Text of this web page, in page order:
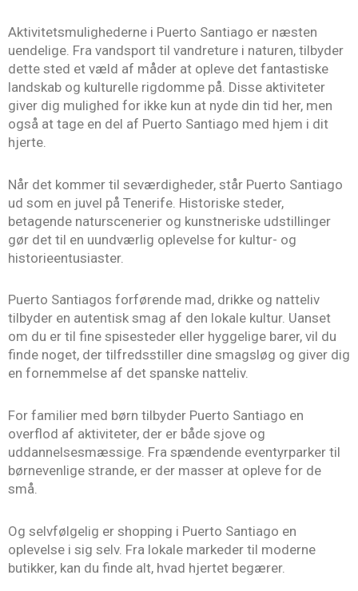
Aktivitetsmulighederne i Puerto Santiago er næsten
uendelige. Fra vandsport til vandreture i naturen, tilbyder
dette sted et væld af måder at opleve det fantastiske
landskab og kulturelle rigdomme på. Disse aktiviteter
giver dig mulighed for ikke kun at nyde din tid her, men
også at tage en del af Puerto Santiago med hjem i dit
hjerte.
Når det kommer til seværdigheder, står Puerto Santiago
ud som en juvel på Tenerife. Historiske steder,
betagende naturscenerier og kunstneriske udstillinger
gør det til en uundværlig oplevelse for kultur- og
historieentusiaster.
Puerto Santiagos forførende mad, drikke og natteliv
tilbyder en autentisk smag af den lokale kultur. Uanset
om du er til fine spisesteder eller hyggelige barer, vil du
finde noget, der tilfredsstiller dine smagsløg og giver dig
en fornemmelse af det spanske natteliv.
For familier med børn tilbyder Puerto Santiago en
overflod af aktiviteter, der er både sjove og
uddannelsesmæssige. Fra spændende eventyrparker til
børnevenlige strande, er der masser at opleve for de
små.
Og selvfølgelig er shopping i Puerto Santiago en
oplevelse i sig selv. Fra lokale markeder til moderne
butikker, kan du finde alt, hvad hjertet begærer.